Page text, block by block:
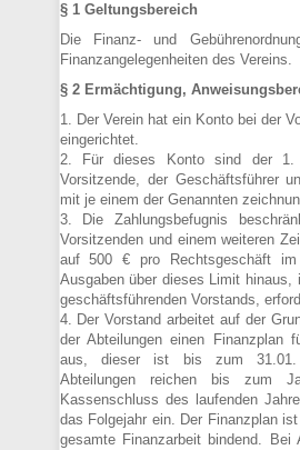
§ 1 Geltungsbereich
Die Finanz- und
Finanzangelegenheiten des Vereins.
§ 2 Ermächtigung,
1. Der Verein hat ein Konto bei der
eingerichtet.
2. Für dieses Konto sind der 1.
Vorsitzende, der Geschäftsführer
mit je einem der Genannten
3. Die Zahlungsbefugnis
Vorsitzenden und einem weiteren
auf 500 € pro Rechtsgeschäft im
Ausgaben über dieses Limit
geschäftsführenden Vorstands,
4. Der Vorstand arbeitet auf der
der Abteilungen einen Finanzplan
aus, dieser ist bis zum
Abteilungen reichen bis zum
Kassenschluss des laufenden
das Folgejahr ein. Der Finanzplan
gesamte Finanzarbeit bindend. Bei